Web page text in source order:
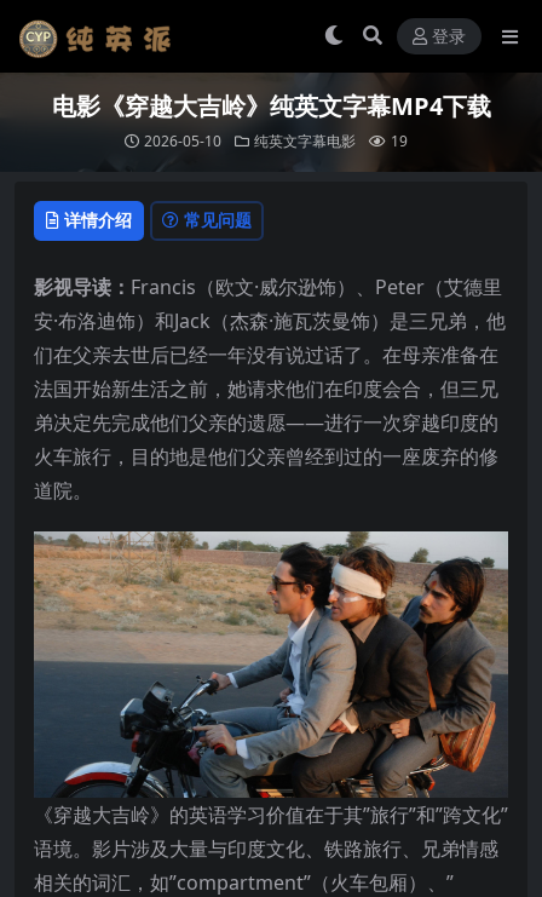
登录
电影《穿越大吉岭》纯英文字幕MP4下载
2026-05-10 纯英文字幕电影 19
详情介绍 常见问题
影视导读： Francis（欧文·威尔逊饰）、Peter（艾德里
安·布洛迪饰）和Jack（杰森·施瓦茨曼饰）是三兄弟，他
们在父亲去世后已经一年没有说过话了。在母亲准备在
法国开始新生活之前，她请求他们在印度会合，但三兄
弟决定先完成他们父亲的遗愿——进行一次穿越印度的
火车旅行，目的地是他们父亲曾经到过的一座废弃的修
道院。
《穿越大吉岭》的英语学习价值在于其”旅行”和”跨文化”
语境。影片涉及大量与印度文化、铁路旅行、兄弟情感
相关的词汇，如”compartment”（火车包厢）、”